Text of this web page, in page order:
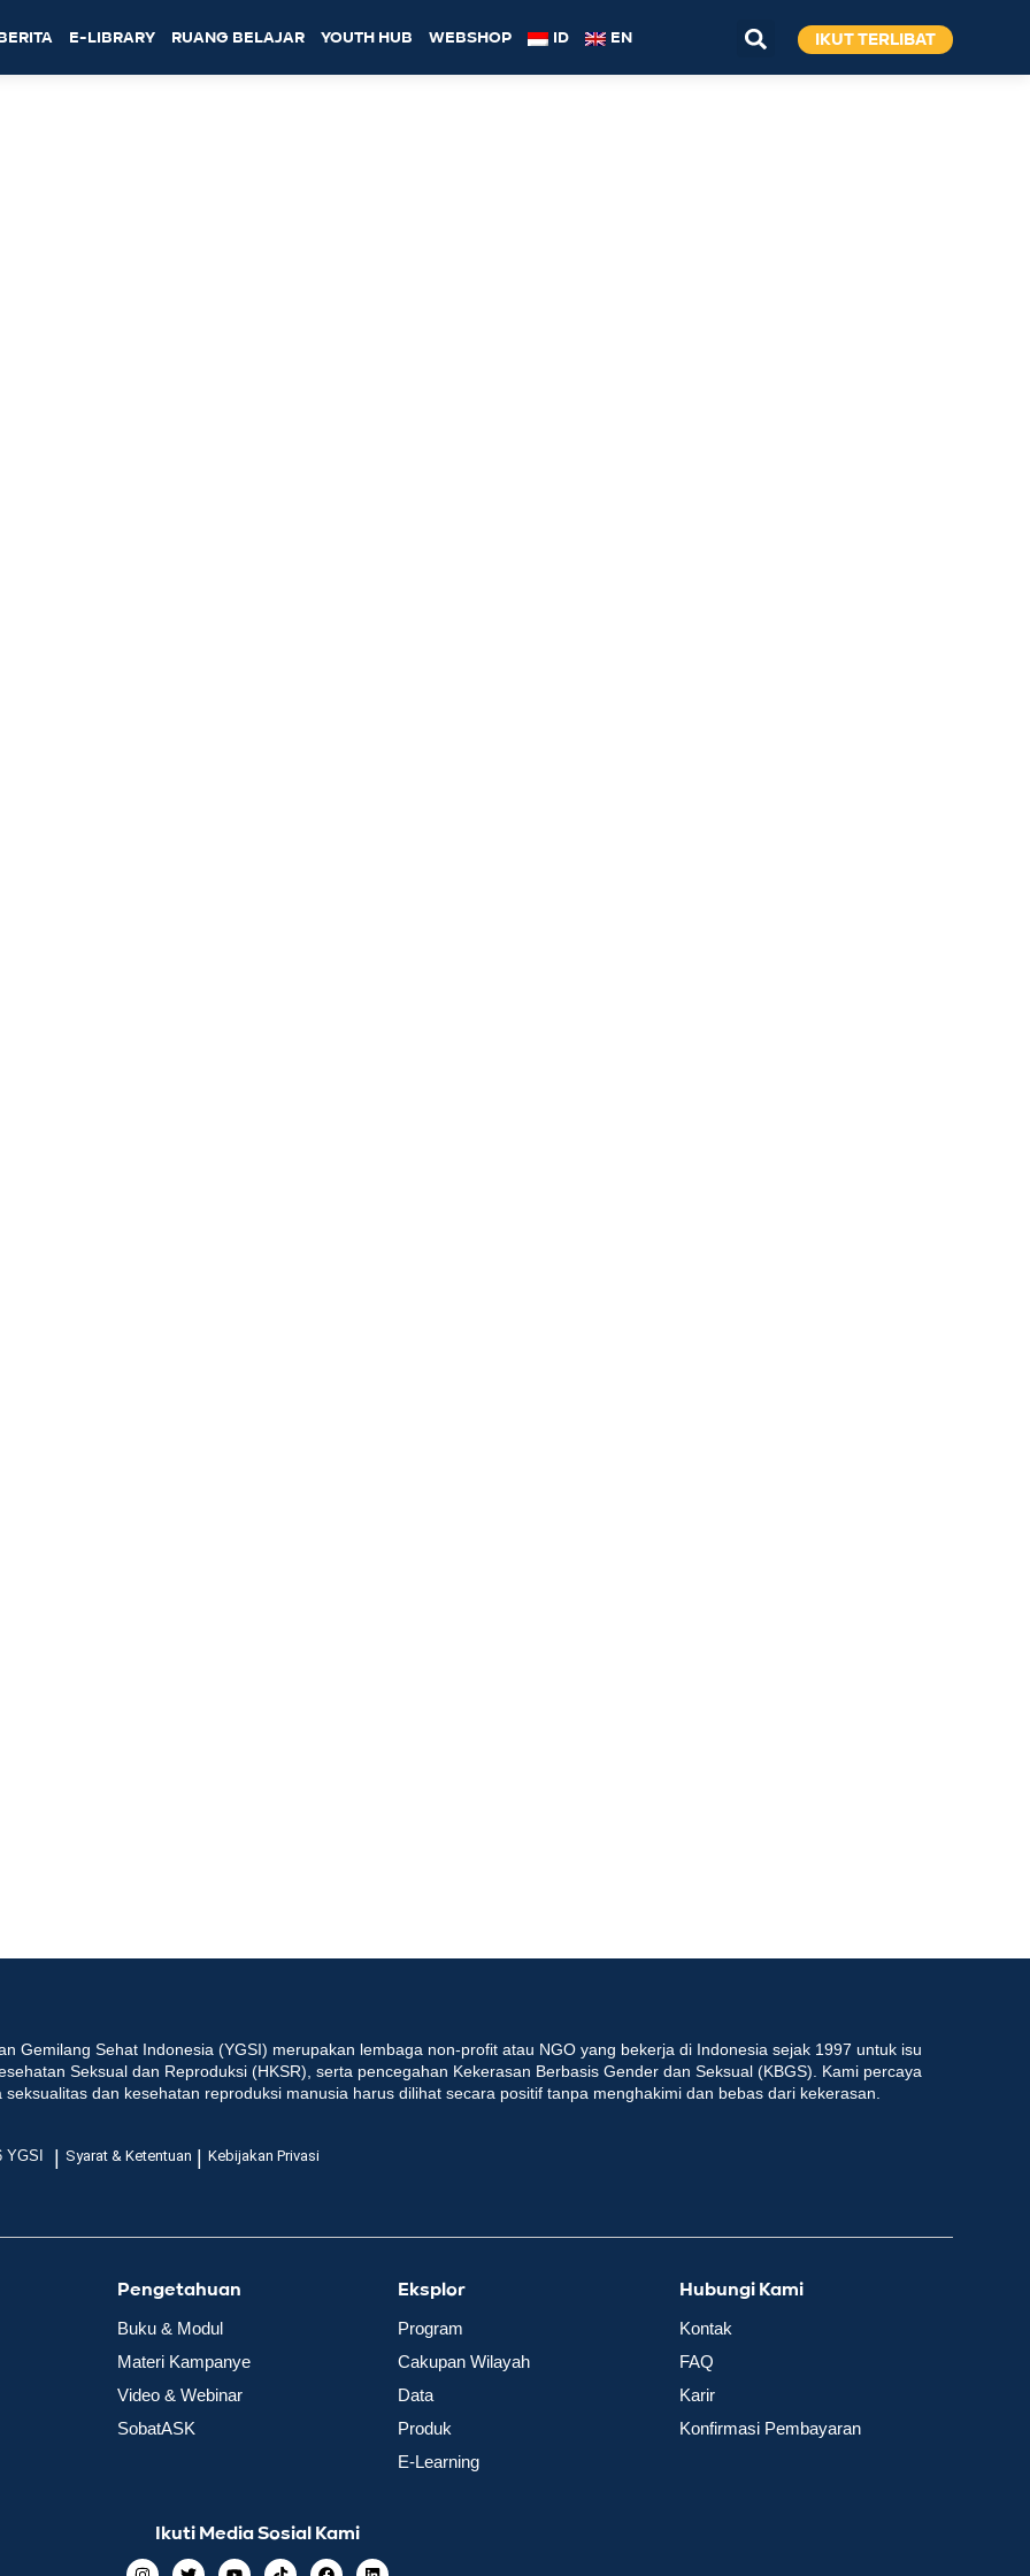
E-LIBRARY RUANG BELAJAR YOUTH HUB WEBSHOP ID EN IKUT TERLIBAT
Gemilang Sehat Indonesia (YGSI) merupakan lembaga non-profit atau NGO yang bekerja di Indonesia sejak 1997 untuk isu
Seksual dan Reproduksi (HKSR), serta pencegahan Kekerasan Berbasis Gender dan Seksual (KBGS). Kami percaya
seksualitas dan kesehatan reproduksi manusia harus dilihat secara positif tanpa menghakimi dan bebas dari kekerasan.
YGSI |Syarat & Ketentuan |Kebijakan Privasi
Pengetahuan
Buku & Modul
Materi Kampanye
Video & Webinar
SobatASK
Eksplor
Program
Cakupan Wilayah
Data
Produk
E-Learning
Hubungi Kami
Kontak
FAQ
Karir
Konfirmasi Pembayaran
Ikuti Media Sosial Kami